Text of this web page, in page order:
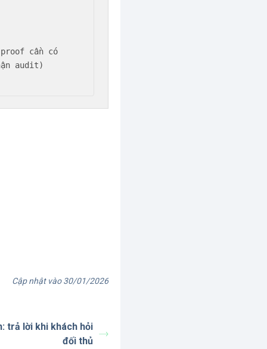
cần có
audit)
Cập nhật vào 30/01/2026
trả lời khi khách hỏi
đối thủ